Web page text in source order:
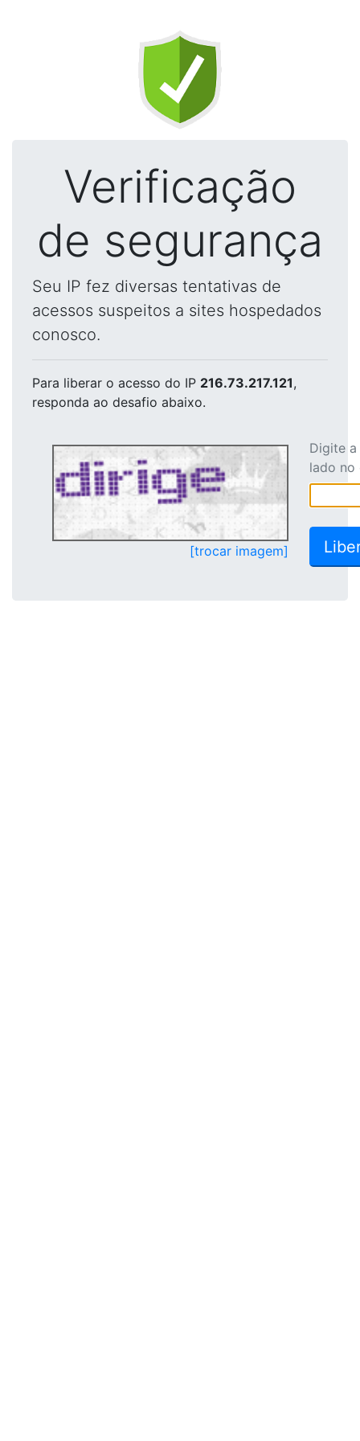
Verificação
de segurança
Seu IP fez diversas tentativas de
acessos suspeitos a sites hospedados
conosco.
Para liberar o acesso do IP 216.73.217.121,
responda ao desafio abaixo.
[trocar imagem]
Digite
lado no